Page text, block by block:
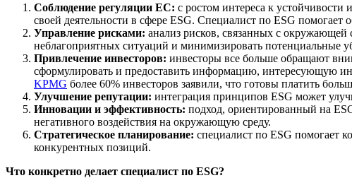
Соблюдение регуляции ЕС: с ростом интереса к
своей деятельности в сфере ESG. Специалист по ESG помогает
Управление рисками: анализ рисков, связанных с окружающей
неблагоприятных ситуаций и минимизировать потенциальные
Привлечение инвесторов: инвесторы все больше обращают
сформулировать и предоставить информацию, интересующую
KPMG более 60% инвесторов заявили, что готовы платить
Улучшение репутации: интеграция принципов ESG может
Инновации и эффективность: подход, ориентированный на
негативного воздействия на окружающую среду.
Стратегическое планирование: специалист по ESG помогает
конкурентных позиций.
Что конкретно делает специалист по ESG?